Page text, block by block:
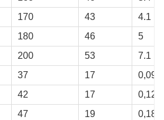
170 43
4.1
180 46
5
200 53
7.1
37 17
0,095
42 17
0,12
47 19 0,18